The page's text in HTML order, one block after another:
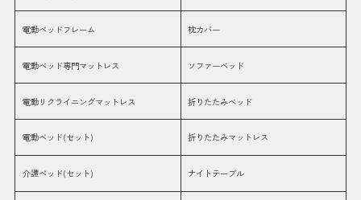
電動ベッドフレーム
電動ベッド専門マットレス
電動リクライニングマットレス
電動ベッド(セット)
介護ベッド(セット)
枕カバー
ソファーベッド
折りたたみベッド
折りたたみマットレス
ナイトテーブル